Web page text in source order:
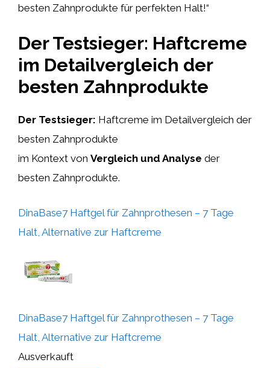
besten Zahnprodukte für perfekten Halt!“
Der Testsieger: Haftcreme
im Detailvergleich der
besten Zahnprodukte
Der Testsieger: Haftcreme im Detailvergleich der
besten Zahnprodukte
im Kontext von Vergleich und Analyse der
besten Zahnprodukte.
DinaBase7 Haftgel für Zahnprothesen – 7 Tage
Halt, Alternative zur Haftcreme
DinaBase7 Haftgel für Zahnprothesen – 7 Tage
Halt, Alternative zur Haftcreme
Ausverkauft